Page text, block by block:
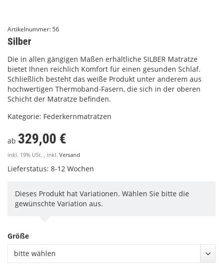
Artikelnummer: 56
Silber
Die in allen gängigen Maßen erhältliche SILBER Matratze
bietet Ihnen reichlich Komfort für einen gesunden Schlaf.
Schließlich besteht das weiße Produkt unter anderem aus
hochwertigen Thermoband-Fasern, die sich in der oberen
Schicht der Matratze befinden.
Kategorie: Federkernmatratzen
ab 329,00 €
inkl. 19% USt. , inkl. Versand
Lieferstatus: 8-12 Wochen
Dieses Produkt hat Variationen. Wählen Sie bitte die
gewünschte Variation aus.
Größe
bitte wählen